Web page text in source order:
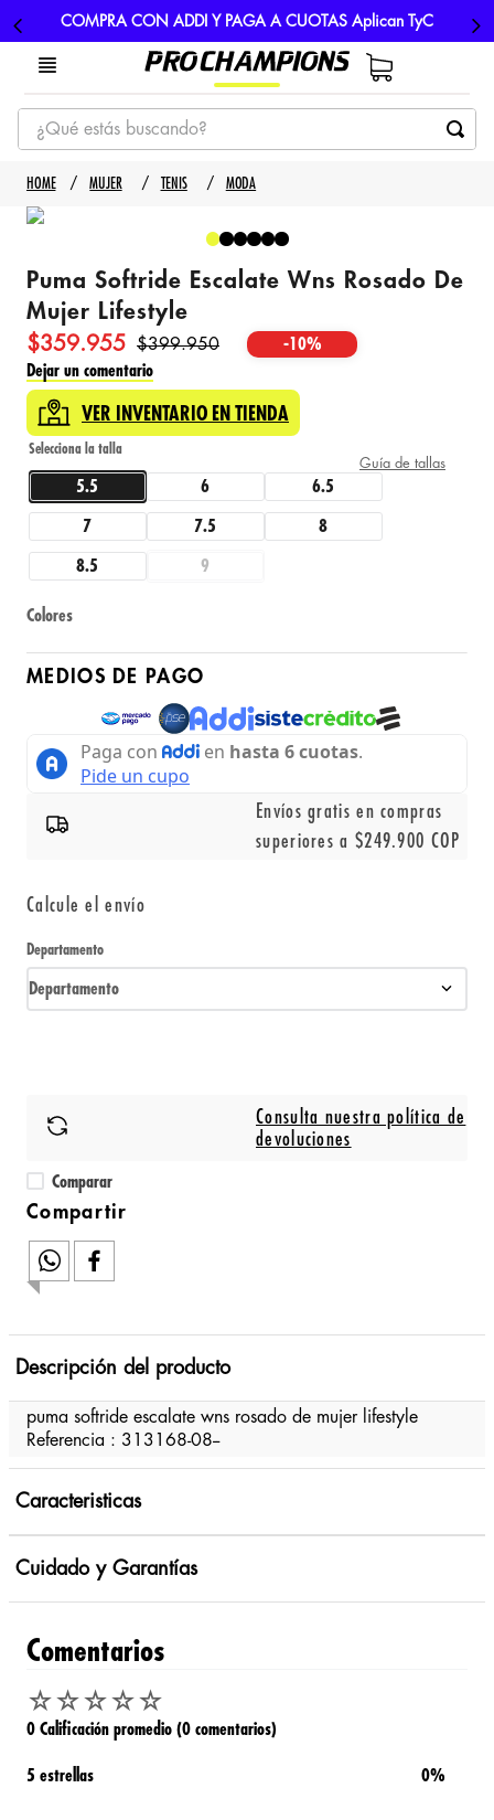
COMPRA CON ADDI Y PAGA A CUOTAS Aplican TyC
¿Qué estás buscando?
TÉRMINOS MÁS BUSCADOS
1
3. nike
4 . guayos
5
MUJER TENIS MODA
Puma Softride Escalate Wns Rosado De
Mujer Lifestyle
$359.955 $399.950 -10%
Dejar un comentario
VER INVENTARIO EN TIENDA
Guía de tallas
5.5 6 6.5
7 7.5 8
8.5 9
Colores
MEDIOS DE PAGO
Envíos gratis en compras
superiores a $249.900 COP
Calcule el envío
Departamento
Departamento
Consulta nuestra política de
devoluciones
Comparar
Descripción del producto
puma softride escalate wns rosado de mujer lifestyle
Referencia : 313168-08--
Caracteristicas
Cuidado y Garantías
Comentarios
☆☆☆☆☆
0 Calificación promedio (0 comentarios)
5 estrellas 0%